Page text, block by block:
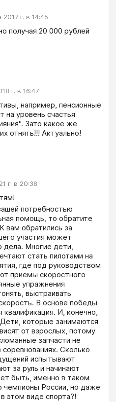
2017 г. в 14:45
получая 20 000 рублей
г. в 16:47
например, пенсионные
на уровень счастья
Зато какое же
отнять!!! Актуально!
г. в 20:38
потребностью
помощь, то обратите
вам обратились за
участия может
дела. Многие дети,
стать пилотами на
где под руководством
приемы скоростного
упражнения
выстраивать
В основе победы
И, конечно,
которые занимаются
от взрослых, потому
запчасти не
Сколько
испытывают
за руль и начинают
быть, именно в таком
чемпионы России, но даже
этом виде спорта?!